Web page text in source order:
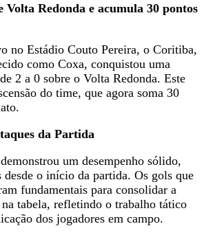
Volta Redonda e acumula 30 pontos
no Estádio Couto Pereira, o Coritiba,
como Coxa, conquistou uma
2 a 0 sobre o Volta Redonda. Este
do time, que agora soma 30
da Partida
um desempenho sólido,
desde o início da partida. Os gols que
fundamentais para consolidar a
tabela, refletindo o trabalho tático
dos jogadores em campo.